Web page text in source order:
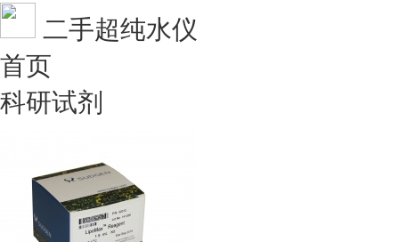
二手超纯水仪
首页
科研试剂